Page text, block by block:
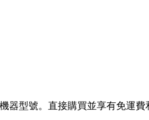
型號。直接購買並享有免運費